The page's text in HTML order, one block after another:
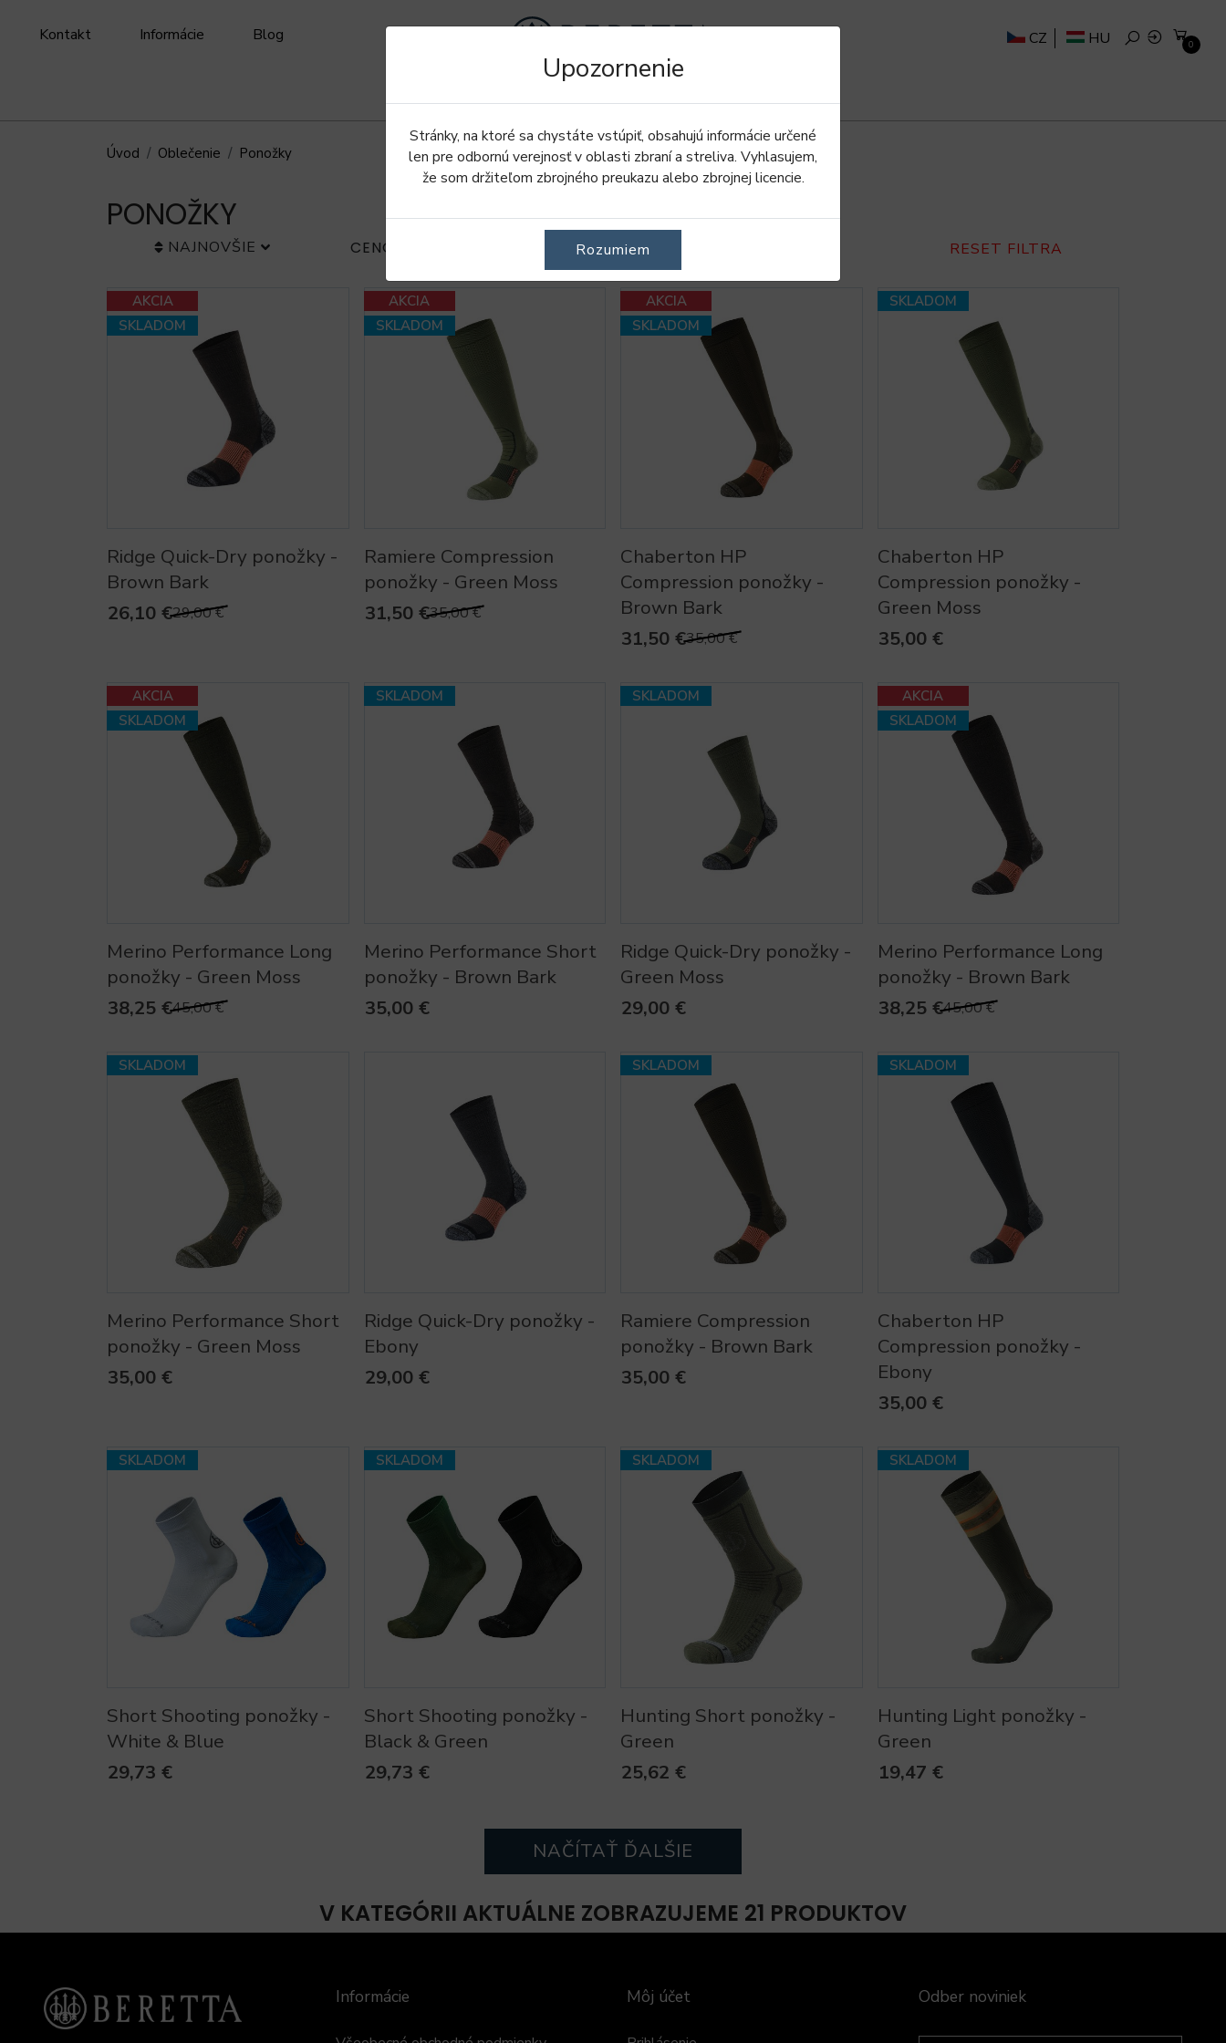
CZ HU 0
Kontakt Informácie Blog
Doplnky Oblečenie Obuv
Úvod Oblečenie Ponožky
PONOŽKY
NAJNOVŠIE CENOVÝ ROZSAH VEĽKOSŤ RESET FILTRA
AKCIA
SKLADOM
Ridge Quick-Dry ponožky -
Brown Bark
26,10 €29,00 €
AKCIA
SKLADOM
Ramiere Compression
ponožky - Green Moss
31,50 €35,00 €
AKCIA
SKLADOM
Chaberton HP
Compression ponožky -
Brown Bark
31,50 €35,00 €
SKLADOM
Chaberton HP
Compression ponožky -
Green Moss
35,00 €
AKCIA
SKLADOM
Merino Performance Long
ponožky - Green Moss
38,25 €45,00 €
SKLADOM
Merino Performance Short
ponožky - Brown Bark
35,00 €
SKLADOM
Ridge Quick-Dry ponožky -
Green Moss
29,00 €
AKCIA
SKLADOM
Merino Performance Long
ponožky - Brown Bark
38,25 €45,00 €
SKLADOM
Merino Performance Short
ponožky - Green Moss
35,00 €
Ridge Quick-Dry ponožky -
Ebony
29,00 €
SKLADOM
Ramiere Compression
ponožky - Brown Bark
35,00 €
SKLADOM
Chaberton HP
Compression ponožky -
Ebony
35,00 €
SKLADOM
Short Shooting ponožky -
White & Blue
29,73 €
SKLADOM
Short Shooting ponožky -
Black & Green
29,73 €
SKLADOM
Hunting Short ponožky -
Green
25,62 €
SKLADOM
Hunting Light ponožky -
Green
19,47 €
NAČÍTAŤ ĎALŠIE
V KATEGÓRII AKTUÁLNE ZOBRAZUJEME 21 PRODUKTOV
Odber noviniek
Informácie Môj účet
Upozornenie
Stránky, na ktoré sa chystáte vstúpiť, obsahujú informácie určené
len pre odbornú verejnosť v oblasti zbraní a streliva. Vyhlasujem,
že som držiteľom zbrojného preukazu alebo zbrojnej licencie.
Rozumiem